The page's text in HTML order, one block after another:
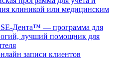
клиникой или медицинским
Дента™ — программа для
лучший помощник для
записи клиентов